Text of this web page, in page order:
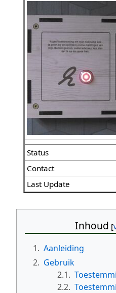
Status
Contact
Last Update
Inhoud
1. Aanleiding
2. Gebruik
2.1.
2.2.